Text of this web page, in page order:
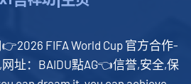
FIFA World Cup 官方合作-
址：BAIDU點AG👈信誉,安全,保